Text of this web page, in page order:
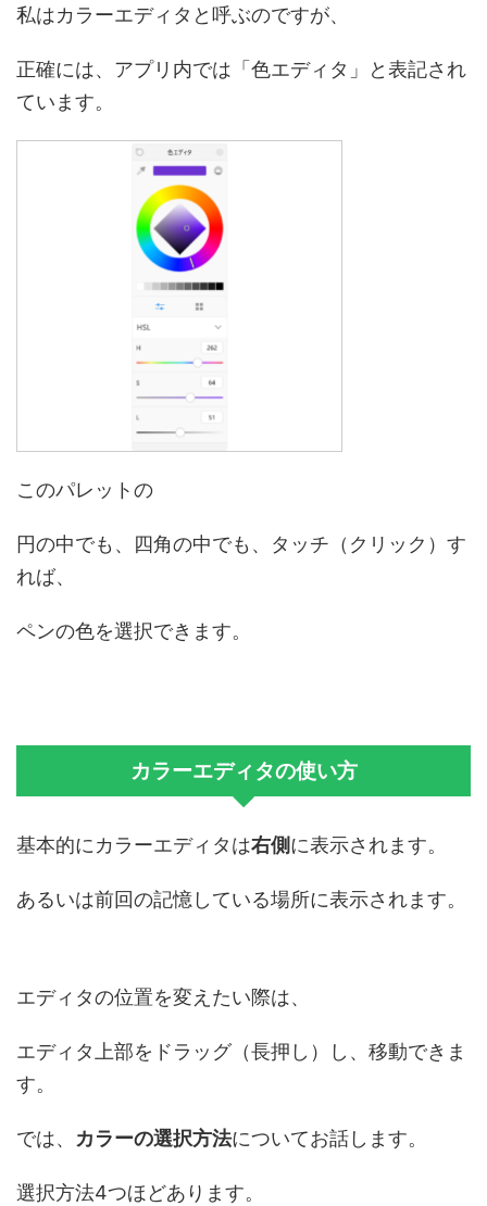
私はカラーエディタと呼ぶのですが、
正確には、アプリ内では「色エディタ」と表記され
ています。
このパレットの
円の中でも、四角の中でも、タッチ（クリック）す
れば、
ペンの色を選択できます。
カラーエディタの使い方
基本的にカラーエディタは右側に表示されます。
あるいは前回の記憶している場所に表示されます。
エディタの位置を変えたい際は、
エディタ上部をドラッグ（長押し）し、移動できま
す。
では、 カラーの選択方法についてお話します。
選択方法4つほどあります。